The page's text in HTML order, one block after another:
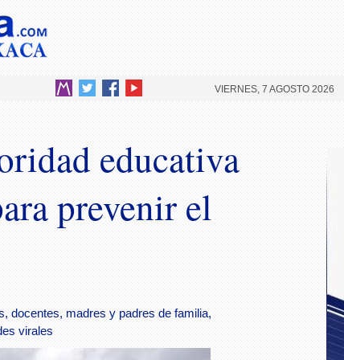
VIERNES, 7 AGOSTO 2026
educativa
prevenir el
docentes, madres y padres de familia,
virales